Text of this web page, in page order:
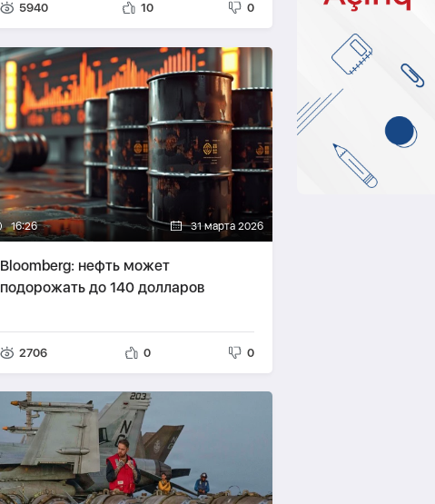
5940 10 0
16:26 31 марта 2026
Bloomberg: нефть может
подорожать до 140 долларов
2706 0 0